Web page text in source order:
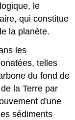
le
qui constitue
la planète.
les
telles
du fond de
la Terre par
d'une
sédiments